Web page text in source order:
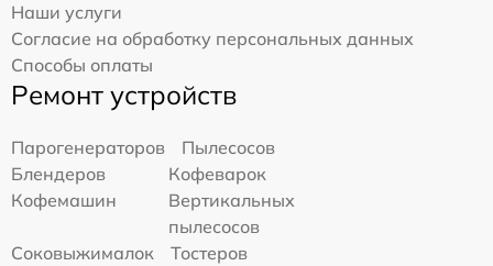
Наши услуги
Согласие на обработку персональных данных
Способы оплаты
Ремонт устройств
Парогенераторов
Пылесосов
Блендеров
Кофеварок
Кофемашин
Вертикальных
пылесосов
Соковыжималок
Тостеров